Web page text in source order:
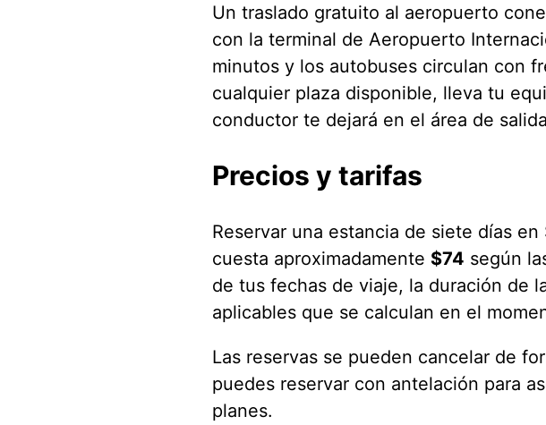
Un traslado gratuito al aeropuerto
con la terminal de Aeropuerto
minutos y los autobuses circulan con
cualquier plaza disponible, lleva tu
conductor te dejará en el área de
Precios y tarifas
Reservar una estancia de siete días
cuesta aproximadamente $74 según
de tus fechas de viaje, la duración de
aplicables que se calculan en el
Las reservas se pueden cancelar de
puedes reservar con antelación para
planes.